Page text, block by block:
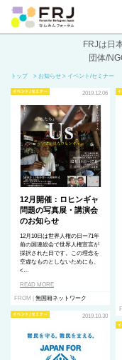
FRJは日
団体/
トップ > お知らせ > イベント/セミナー
2019.12.06
12月開催：ロヒンギャ
問題の写真展・講演会
のお知らせ
12月10日は世界人権の日ー71年
前の国連総会で世界人権宣言が
採択された日です。この理念を
空虚なものとしないためにも、
<…
READ MORE
FROM | 無国籍ネットワーク
2019.10.30